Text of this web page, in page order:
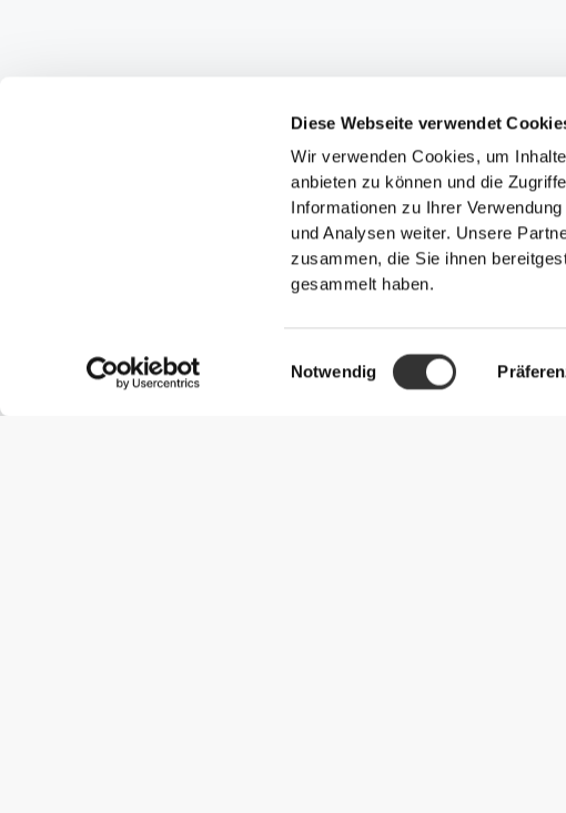
Diese Webseite verwendet
Wir verwenden Cookies, um
anbieten zu können und die
Informationen zu Ihrer
und Analysen weiter. Unsere
zusammen, die Sie ihnen
gesammelt haben.
Einwilligungsauswahl
Notwendig